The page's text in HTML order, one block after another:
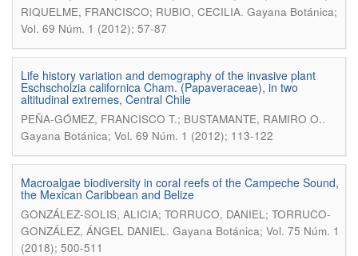
RIQUELME, FRANCISCO; RUBIO, CECILIA. Gayana Botánica;
Vol. 69 Núm. 1 (2012); 57-87
Life history variation and demography of the invasive plant
Eschscholzia californica Cham. (Papaveraceae), in two
altitudinal extremes, Central Chile
PEÑA-GÓMEZ, FRANCISCO T.; BUSTAMANTE, RAMIRO O..
Gayana Botánica; Vol. 69 Núm. 1 (2012); 113-122
Macroalgae biodiversity in coral reefs of the Campeche Sound,
the Mexican Caribbean and Belize
GONZÁLEZ-SOLIS, ALICIA; TORRUCO, DANIEL; TORRUCO-
GONZÁLEZ, ÁNGEL DANIEL. Gayana Botánica; Vol. 75 Núm. 1
(2018); 500-511